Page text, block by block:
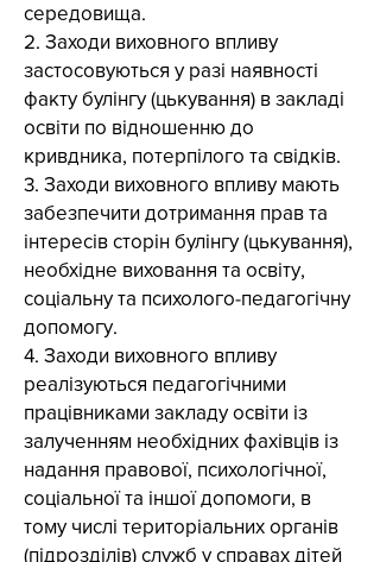
середовища.
2. Заходи виховного впливу
застосовуються у разі наявності
факту булінгу (цькування) в закладі
освіти по відношенню до
кривдника, потерпілого та свідків.
3. Заходи виховного впливу мають
забезпечити дотримання прав та
інтересів сторін булінгу (цькування),
необхідне виховання та освіту,
соціальну та психолого-педагогічну
допомогу.
4. Заходи виховного впливу
реалізуються педагогічними
працівниками закладу освіти із
залученням необхідних фахівців із
надання правової, психологічної,
соціальної та іншої допомоги, в
тому числі територіальних органів
(підрозділів) служб у справах дітей